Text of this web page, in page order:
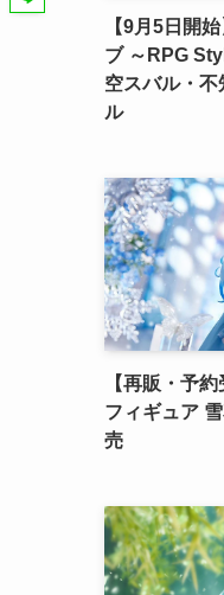
【9月5日開
ブ ～RPG
空スバル・
ル
【再販・予
フィギュア
売